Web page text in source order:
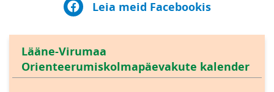
Leia meid Facebookis
Lääne-Virumaa
Orienteerumiskolmapäevakute kalender